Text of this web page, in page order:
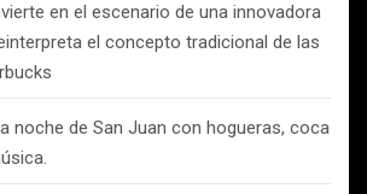
en el escenario de una innovadora
el concepto tradicional de las
noche de San Juan con hogueras, coca